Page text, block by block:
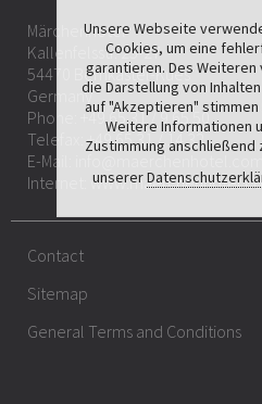
Märchenhotel
Kallenfelsstr. 25-27
54470 Bernkastel-Kues
Germany
Phone:
+49 65 31 / 9 65 50
Telefax: +49 65 31 / 14 32
E-Mail:
info@maerchenhotel.com
Internet:
Contact
Sitemap
General Terms and Conditions
Unsere Webseite
Cookies, um eine
garantieren. Des
die Darstellung von
auf "Akzeptieren"
Weitere Informationen
Zustimmung
unserer